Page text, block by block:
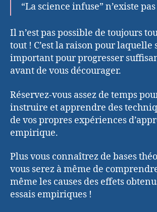
“La science infuse” n’existe pas
Il n’est pas possible de toujours
tout ! C’est la raison pour laquelle
important pour progresser
avant de vous décourager.
Réservez-vous assez de temps
instruire et apprendre des
de vos propres expériences
empirique.
Plus vous connaîtrez de bases
vous serez à même de
même les causes des effets
essais empiriques !